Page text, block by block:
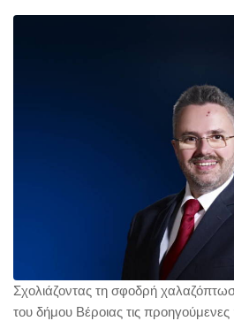
Σχολιάζοντας τη σφοδρή
του δήμου Βέροιας τις